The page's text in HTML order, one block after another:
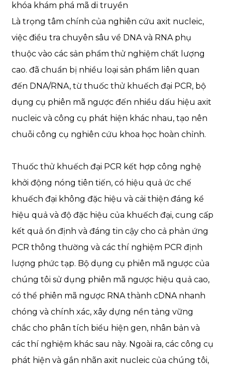
khóa khám phá mã di truyền
Là trọng tâm chính của nghiên cứu axit nucleic,
việc điều tra chuyên sâu về DNA và RNA phụ
thuộc vào các sản phẩm thử nghiệm chất lượng
cao. đã chuẩn bị nhiều loại sản phẩm liên quan
đến DNA/RNA, từ thuốc thử khuếch đại PCR, bộ
dụng cụ phiên mã ngược đến nhiều dấu hiệu axit
nucleic và công cụ phát hiện khác nhau, tạo nên
chuỗi công cụ nghiên cứu khoa học hoàn chỉnh.
Thuốc thử khuếch đại PCR kết hợp công nghệ
khởi động nóng tiên tiến, có hiệu quả ức chế
khuếch đại không đặc hiệu và cải thiện đáng kể
hiệu quả và độ đặc hiệu của khuếch đại, cung cấp
kết quả ổn định và đáng tin cậy cho cả phản ứng
PCR thông thường và các thí nghiệm PCR định
lượng phức tạp. Bộ dụng cụ phiên mã ngược của
chúng tôi sử dụng phiên mã ngược hiệu quả cao,
có thể phiên mã ngược RNA thành cDNA nhanh
chóng và chính xác, xây dựng nền tảng vững
chắc cho phân tích biểu hiện gen, nhân bản và
các thí nghiệm khác sau này. Ngoài ra, các công cụ
phát hiện và gắn nhãn axit nucleic của chúng tôi,